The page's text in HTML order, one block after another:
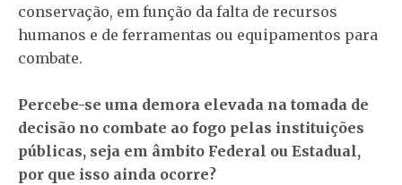
conservação, em função da falta de recursos
humanos e de ferramentas ou equipamentos para
combate.
Percebe-se uma demora elevada na tomada de
decisão no combate ao fogo pelas instituições
públicas, seja em âmbito Federal ou Estadual,
por que isso ainda ocorre?